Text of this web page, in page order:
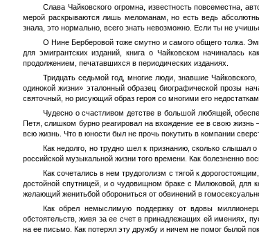
Слава Чайковского огромна, известность повсеместна,
мерой раскрываются лишь меломанам, но есть ведь
знала, это нормально, всего знать невозможно. Если ты не
О Нине Берберовой тоже смутно и самого общего толка.
для эмигрантских изданий, книга о Чайковском
продолжением, печатавшихся в периодических изданиях.
Тридцать седьмой год, многие люди, знавшие
одинокой жизни» эталонный образец биографической прозы
святочный, но рисующий образ героя со многими его
Чудесно о счастливом детстве в большой любящей,
Петя, слишком бурно реагировал на вхождение ее в свою
всю жизнь. Что в юности был не прочь покутить в компании
Как недолго, но трудно шел к признанию, сколько слышал
российской музыкальной жизни того времени. Как болезненно
Как сочетались в нем трудоголизм с тягой к
достойной спутницей, и о чудовищном браке с Милюковой,
желающий женитьбой оборониться от обвинений в
Как обрел немыслимую поддержку от вдовы
обстоятельств, живя за ее счет в принадлежащих ей имениях,
на ее письмо. Как потерял эту дружбу и ничем не помог былой